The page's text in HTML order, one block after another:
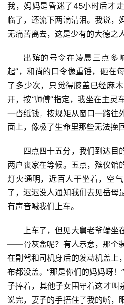
我，妈妈是昏迷了45小时后才
临了，还流下两滴清泪。我说，
无痛苦离去，这是少有的大德之
出殡的号令在凌晨三点
起”，和尚的口令像重锤，砸在
了多少次，只觉得膝盖已经麻
开，按“师傅”指定，我坐在主灵
一沓纸钱，按规矩从窗口一路往
面上，像极了生命里那些无法挽
四点四十五分，我们到达目
两户丧家在等候。五点，殡仪馆
灯火通明，近百人干坐着，空
了，迟迟没人通知我们去见岳母
有声音喊我们上车。
上车了，但见大舅老爷端坐
——骨灰盒呢？有人示意，那个
在副驾和司机身后的发动机盖上
布都没盖。“那是你们的妈妈呀！
子捧着，其他子女围守着这才叫
说完，妻子的手捂住了我的嘴，